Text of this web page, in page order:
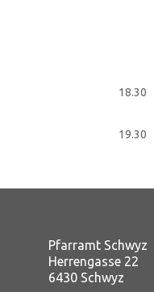
18.30
19.30
Pfarramt Schwyz
Herrengasse 22
6430 Schwyz